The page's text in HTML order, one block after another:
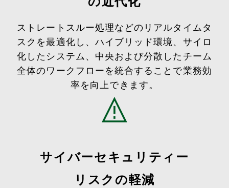
ストレートスルー処理などのリアルタイムタ
スクを最適化し、ハイブリッド環境、サイロ
化したシステム、中央および分散したチーム
全体のワークフローを統合することで業務効
率を向上できます。
サイバーセキュリティー
リスクの軽減